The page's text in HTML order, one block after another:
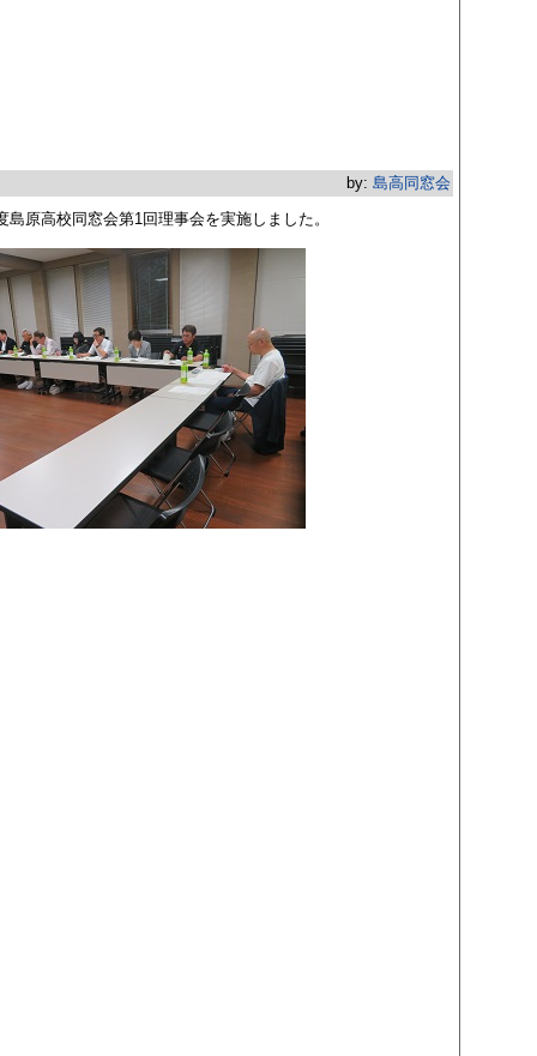
by: 島高同窓会
原高校同窓会第1回理事会を実施しました。